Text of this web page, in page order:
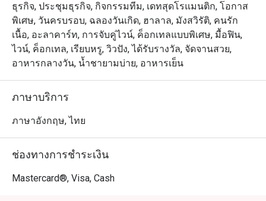
ธุรกิจ, ประชุมธุรกิจ, กิจกรรมทีม, เดทสุดโรแมนติก, โอกาส
พิเศษ, วันครบรอบ, ฉลองวันเกิด, ฮาลาล, มังสวิรัติ, คนรัก
เนื้อ, อะลาคาร์ท, การจับคู่ไวน์, ค็อกเทลแบบพิเศษ, มื้อฟิน,
ไวน์, ค็อกเทล, เรียบหรู, วิวปัง, ได้รับรางวัล, จัดจานสวย,
อาหารกลางวัน, น้ำชายามบ่าย, อาหารเย็น
ภาษาบริการ
ภาษาอังกฤษ, ไทย
ช่องทางการชำระเงิน
Mastercard®, Visa, Cash